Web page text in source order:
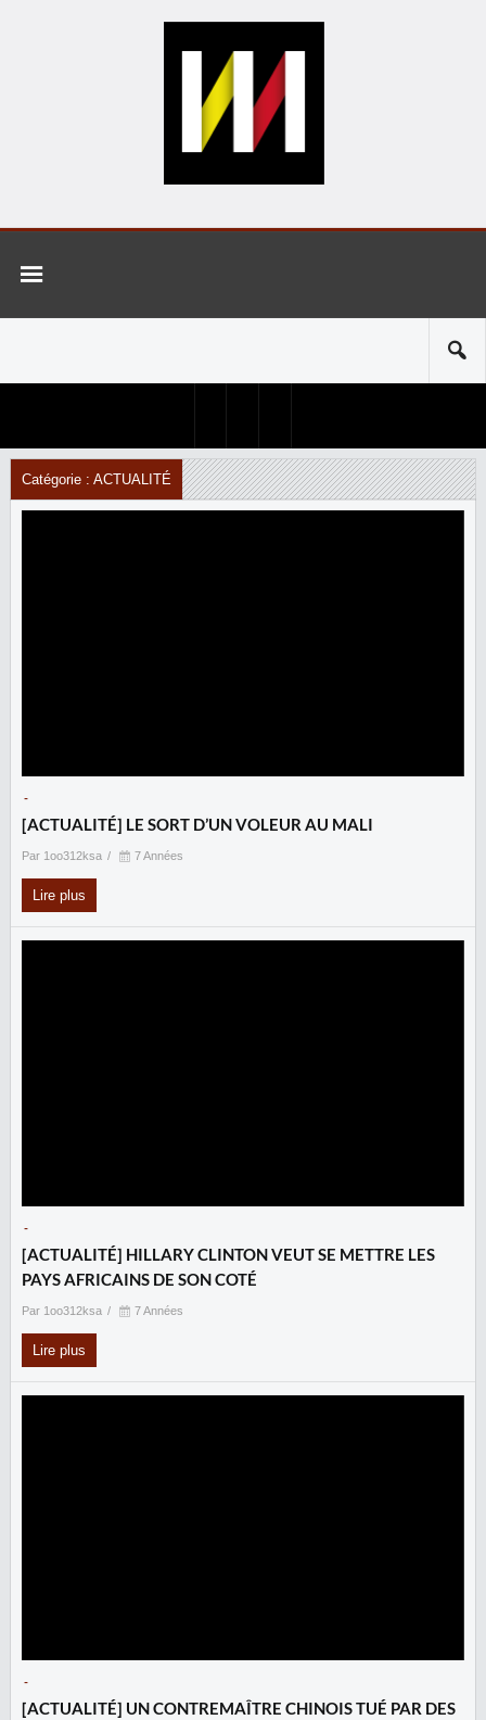
Catégorie : ACTUALITÉ
-
[ACTUALITÉ] LE SORT D’UN VOLEUR AU MALI
Par 1oo312ksa 7 Années
Lire plus
-
[ACTUALITÉ] HILLARY CLINTON VEUT SE METTRE LES
PAYS AFRICAINS DE SON COTÉ
Par 1oo312ksa 7 Années
Lire plus
-
[ACTUALITÉ] UN CONTREMAÎTRE CHINOIS TUÉ PAR DES